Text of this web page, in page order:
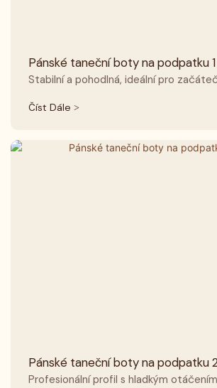
Pánské taneční boty na podpatku
Stabilní a pohodlná, ideální pro
Číst Dále >
Pánské taneční boty na podpatku
Profesionální profil s hladkým otáčením